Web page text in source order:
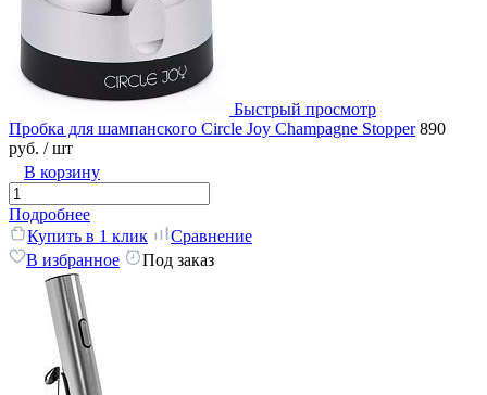
Быстрый просмотр
Пробка для шампанского Circle Joy Champagne Stopper 890
руб. / шт
В корзину
Подробнее
Купить в 1 клик
Сравнение
В избранное
Под заказ